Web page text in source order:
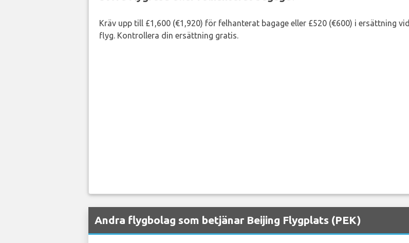
Kräv upp till £1,600 (€1,920) för felhanterat bagage eller £520 (€600) i ersättning
flyg. Kontrollera din ersättning gratis.
Andra flygbolag som betjänar Beijing Flygplats (PEK)